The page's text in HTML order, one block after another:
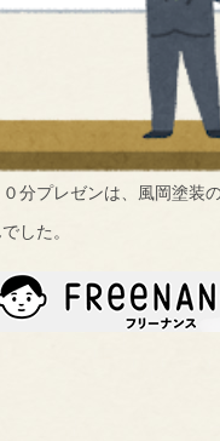
分プレゼンは、風岡塗装
した。